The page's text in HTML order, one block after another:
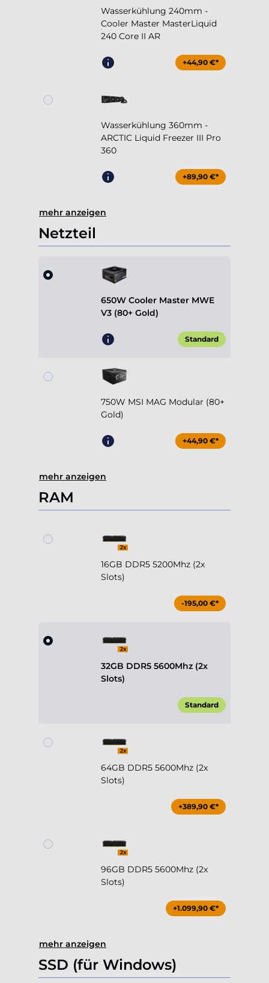
Wasserkühlung 240mm -
Cooler Master MasterLiquid
240 Core II AR
+44,90 €*
Wasserkühlung 360mm -
ARCTIC Liquid Freezer III Pro
360
+89,90 €*
mehr anzeigen
Netzteil
650W Cooler Master MWE
V3 (80+ Gold)
Standard
750W MSI MAG Modular (80+
Gold)
+44,90 €*
mehr anzeigen
RAM
16GB DDR5 5200Mhz (2x
Slots)
-195,00 €*
32GB DDR5 5600Mhz (2x
Slots)
Standard
64GB DDR5 5600Mhz (2x
Slots)
+389,90 €*
96GB DDR5 5600Mhz (2x
Slots)
+1.099,90 €*
mehr anzeigen
SSD (für Windows)